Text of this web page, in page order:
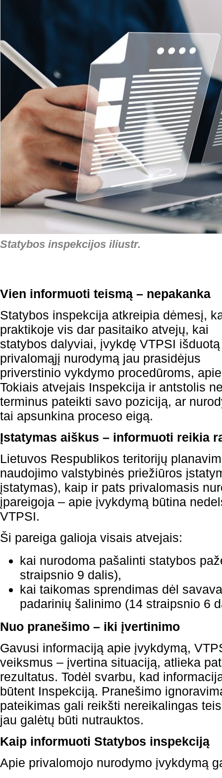
Statybos inspekcijos iliustr.
Vien informuoti teismą – nepakanka
Statybos inspekcija atkreipia dėmesį,
praktikoje vis dar pasitaiko atvejų, kai
statybos dalyviai, įvykdę VTPSI išduotą
privalomąjį nurodymą jau prasidėjus
priverstinio vykdymo procedūroms,
Tokiais atvejais Inspekcija ir antstolis
terminus pateikti savo poziciją, ar
tai apsunkina proceso eigą.
Įstatymas aiškus – informuoti reikia
Lietuvos Respublikos teritorijų
naudojimo valstybinės priežiūros
įstatymas), kaip ir pats privalomasis
įpareigoja – apie įvykdymą būtina
VTPSI.
Ši pareiga galioja visais atvejais:
kai nurodoma pašalinti statybos
straipsnio 9 dalis),
kai taikomas sprendimas dėl
padarinių šalinimo (14 straipsnio 6
Nuo pranešimo – iki įvertinimo
Gavusi informaciją apie įvykdymą,
veiksmus – įvertina situaciją, atlieka
rezultatus. Todėl svarbu, kad
būtent Inspekciją. Pranešimo
pateikimas gali reikšti nereikalingas
jau galėtų būti nutrauktos.
Kaip informuoti Statybos inspekciją
Apie privalomojo nurodymo įvykdymą